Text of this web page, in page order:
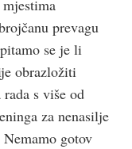
prevagu
se je li
obrazložiti
s više od
za nenasilje
gotov